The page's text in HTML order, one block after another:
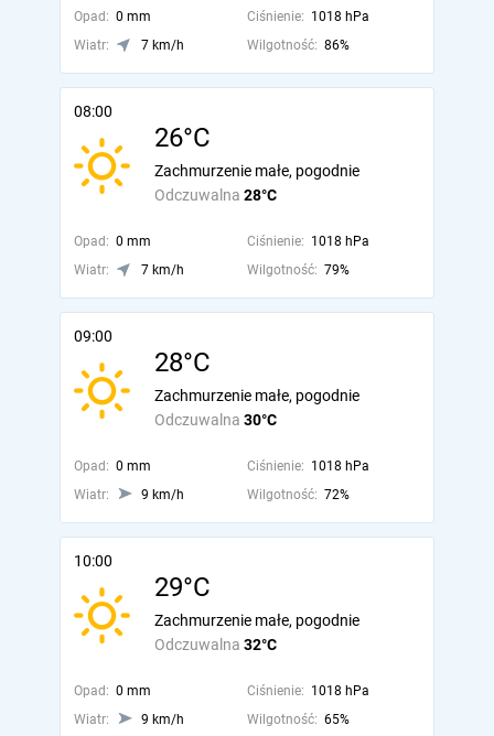
Opad: 0 mm Ciśnienie: 1018 hPa
Wiatr:
7 km/h Wilgotność: 86%
08:00
26°C
Odczuwalna 28°C
Zachmurzenie małe, pogodnie
Opad: 0 mm Ciśnienie: 1018 hPa
Wiatr:
7 km/h Wilgotność: 79%
09:00
28°C
Odczuwalna 30°C
Zachmurzenie małe, pogodnie
Opad: 0 mm Ciśnienie: 1018 hPa
Wiatr:
9 km/h Wilgotność: 72%
10:00
29°C
Odczuwalna 32°C
Zachmurzenie małe, pogodnie
Opad: 0 mm Ciśnienie: 1018 hPa
Wiatr:
9 km/h Wilgotność: 65%